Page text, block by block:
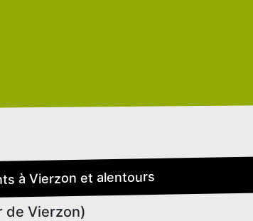
à Vierzon et alentours
de Vierzon)